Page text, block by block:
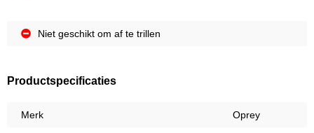
Niet geschikt om af te trillen
Productspecificaties
Merk Oprey